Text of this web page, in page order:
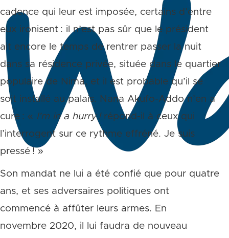
cadence qui leur est imposée, certains d’entre
eux ironisent : il n’est pas sûr que le président
ait encore le temps de rentrer passer la nuit
dans sa résidence privée, située dans le quartier
populaire de Nima, et il est probable qu’il se
soit installé au palais. Nana Akufo-Addo n’en a
cure : « I’m in a hurry!répond-il à ceux qui
l’interrogent sur ce rythme effréné. Je suis
pressé ! »
Son mandat ne lui a été confié que pour quatre
ans, et ses adversaires politiques ont
commencé à affûter leurs armes. En
novembre 2020, il lui faudra de nouveau